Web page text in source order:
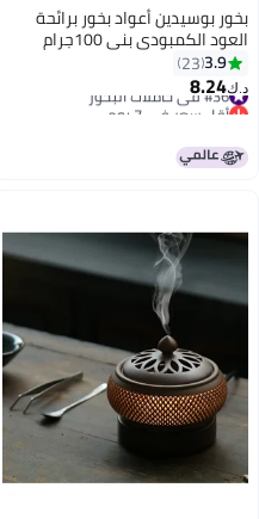
بوسيدين أعواد بخور برائحة
الكمبودي بني 100جرام
3.9
23
8.24
البخور
سعر في 7 يوم
البخور